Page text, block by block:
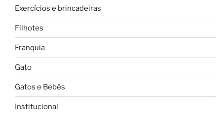
Exercícios e brincadeiras
Filhotes
Franquia
Gato
Gatos e Bebês
Institucional